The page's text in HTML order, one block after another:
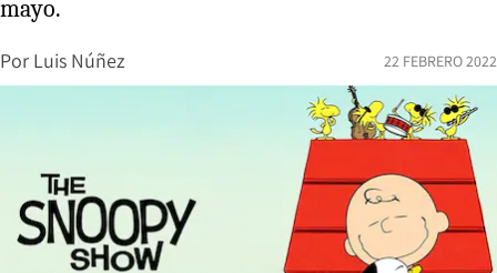
mayo.
Por Luis Núñez 22 FEBRERO 2022